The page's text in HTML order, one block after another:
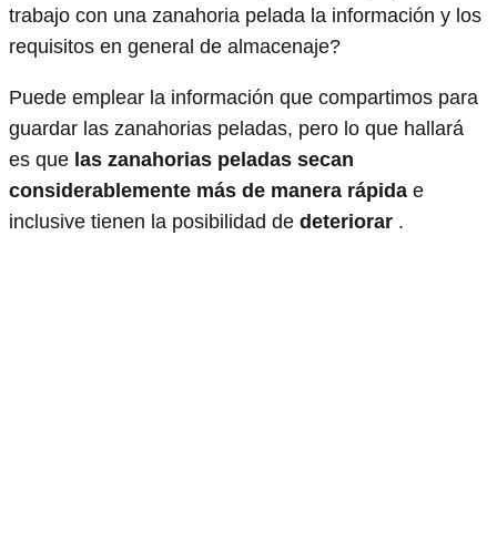
trabajo con una zanahoria pelada la información y los
requisitos en general de almacenaje?
Puede emplear la información que compartimos para
guardar las zanahorias peladas, pero lo que hallará
es que las zanahorias peladas secan
considerablemente más de manera rápida e
inclusive tienen la posibilidad de deteriorar .